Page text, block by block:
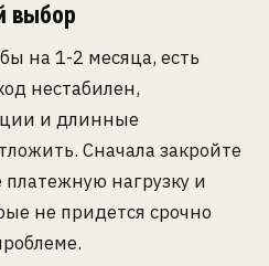
выбор
на 1-2 месяца, есть
нестабилен,
и длинные
Сначала закройте
нагрузку и
не придется срочно